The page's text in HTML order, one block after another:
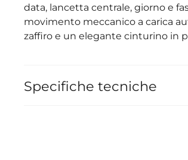
data, lancetta centrale, giorno e
movimento meccanico a carica
zaffiro e un elegante cinturino in
Specifiche tecniche